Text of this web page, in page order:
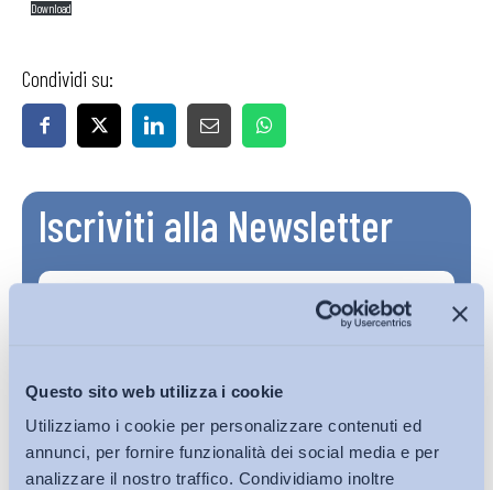
Questo sito web utilizza i cookie
Utilizziamo i cookie per personalizzare contenuti ed
annunci, per fornire funzionalità dei social media e per
analizzare il nostro traffico. Condividiamo inoltre
Download
Condividi su:
Iscriviti alla Newsletter